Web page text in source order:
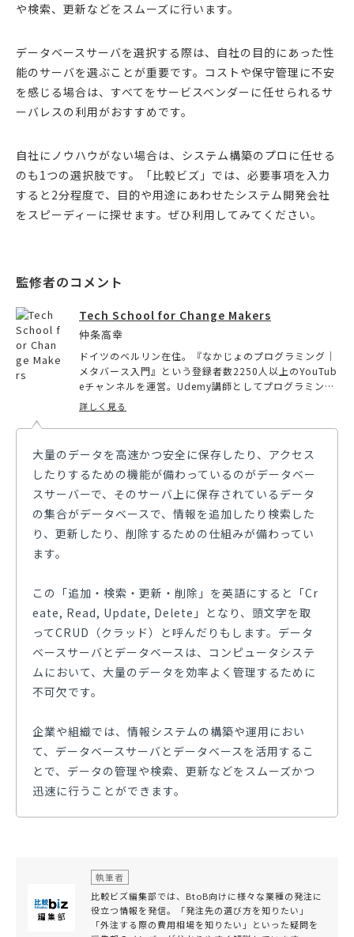
や検索、更新などをスムーズに行います。
データベースサーバを選択する際は、自社の目的にあった性
能のサーバを選ぶことが重要です。コストや保守管理に不安
を感じる場合は、すべてをサービスベンダーに任せられるサ
ーバレスの利用がおすすめです。
自社にノウハウがない場合は、システム構築のプロに任せる
のも1つの選択肢です。「比較ビズ」では、必要事項を入力
すると2分程度で、目的や用途にあわせたシステム開発会社
をスピーディーに探せます。ぜひ利用してみてください。
Tech School for Change Makers
仲条高幸
ドイツのベルリン在住。『なかじょのプログラミング｜
メタバース入門』という登録者数2250人以上のYouTub
eチャンネルを運営。Udemy講師としてプログラミング
やメタバースに関する講座を出しており、受講生4000
fCM （Tech School for Change Makers）という社会
変革をテクノロジーで起こすスクールも運営。
詳しく見る
大量のデータを高速かつ安全に保存したり、アクセス
したりするための機能が備わっているのがデータベー
スサーバーで、そのサーバ上に保存されているデータ
の集合がデータベースで、情報を追加したり検索した
り、更新したり、削除するための仕組みが備わってい
ます。
この「追加・検索・更新・削除」を英語にすると「Cr
eate, Read, Update, Delete」となり、頭文字を取
ってCRUD（クラッド）と呼んだりもします。データ
ベースサーバとデータベースは、コンピュータシステ
ムにおいて、大量のデータを効率よく管理するために
不可欠です。
企業や組織では、情報システムの構築や運用におい
て、データベースサーバとデータベースを活用するこ
とで、データの管理や検索、更新などをスムーズかつ
迅速に行うことができます。
執筆者
比較ビズ編集部では、BtoB向けに様々な業種の発注に
役立つ情報を発信。「発注先の選び方を知りたい」
「外注する際の費用相場を知りたい」といった疑問を